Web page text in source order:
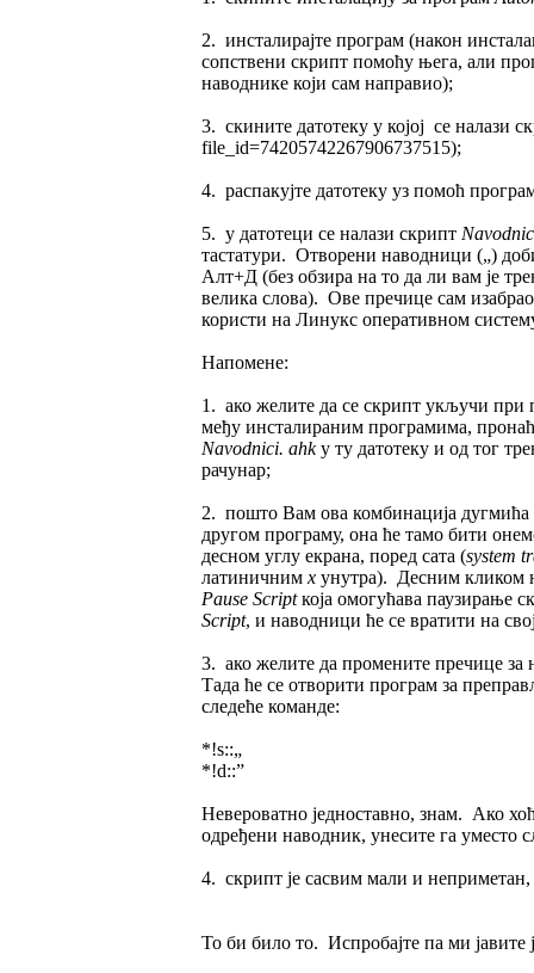
2. инсталирајте програм (након
сопствени скрипт помоћу њега, али
наводнике који сам направио);
3. скините датотеку у којој се налази
file_id=74205742267906737515);
4. распакујте датотеку уз помоћ
5. у датотеци се налази скрипт
тастатури. Отворени наводници („)
Алт+Д (без обзира на то да ли вам је
велика слова). Ове пречице сам изабрао
користи на Линукс оперативном
Напомене:
1. ако желите да се скрипт укључи при
међу инсталираним програмима,
Navodnici. ahkу ту датотеку и од тог
рачунар;
2. пошто Вам ова комбинација
другом програму, она ће тамо бити
десном углу екрана, поред сата (system
латиничним х унутра). Десним кликом
Pause Scriptкоја омогућава паузирање
Script, и наводници ће се вратити на
3. ако желите да промените пречице
Тада ће се отворити програм за
следеће команде:
*!s::„
*!d::”
Невероватно једноставно, знам. Ако
одређени наводник, унесите га уместо
4. скрипт је сасвим мали и
То би било то. Испробајте па ми